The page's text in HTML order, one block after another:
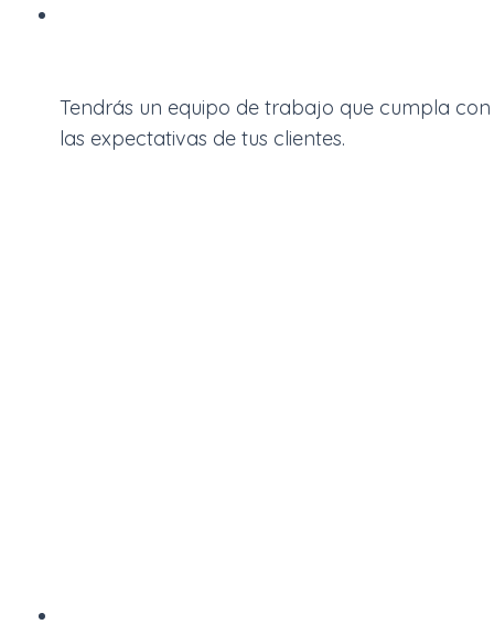
Tendrás un equipo de trabajo que cumpla con
las expectativas de tus clientes.